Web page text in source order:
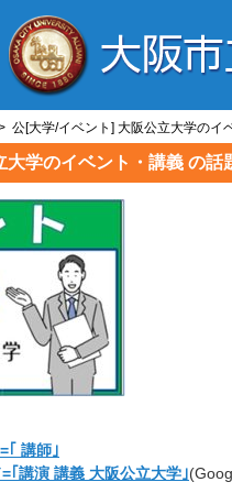
公[大学/イベント] 大阪公立大
公立大学のイベント・
｢ 講師｣
｢講演 講義 大阪公立大学｣